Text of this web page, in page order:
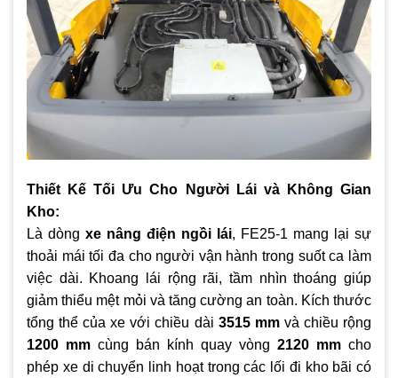
Thiết Kế Tối Ưu Cho Người Lái và Không Gian
Kho:
Là dòng xe nâng điện ngồi lái, FE25-1 mang lại sự
thoải mái tối đa cho người vận hành trong suốt ca làm
việc dài. Khoang lái rộng rãi, tầm nhìn thoáng giúp
giảm thiểu mệt mỏi và tăng cường an toàn. Kích thước
tổng thể của xe với chiều dài 3515 mmvà chiều rộng
1200 mm cùng bán kính quay vòng 2120 mm cho
phép xe di chuyển linh hoạt trong các lối đi kho bãi có